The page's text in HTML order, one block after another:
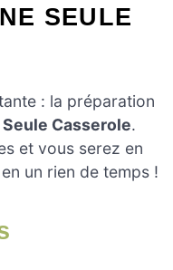
SEULE
: la préparation
Casserole.
et vous serez en
un rien de temps !